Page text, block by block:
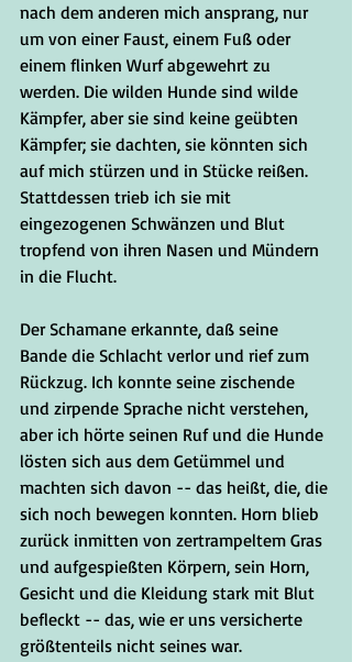
nach dem anderen mich ansprang, nur
um von einer Faust, einem Fuß oder
einem flinken Wurf abgewehrt zu
werden. Die wilden Hunde sind wilde
Kämpfer, aber sie sind keine geübten
Kämpfer; sie dachten, sie könnten sich
auf mich stürzen und in Stücke reißen.
Stattdessen trieb ich sie mit
eingezogenen Schwänzen und Blut
tropfend von ihren Nasen und Mündern
in die Flucht.
Der Schamane erkannte, daß seine
Bande die Schlacht verlor und rief zum
Rückzug. Ich konnte seine zischende
und zirpende Sprache nicht verstehen,
aber ich hörte seinen Ruf und die Hunde
lösten sich aus dem Getümmel und
machten sich davon -- das heißt, die, die
sich noch bewegen konnten. Horn blieb
zurück inmitten von zertrampeltem Gras
und aufgespießten Körpern, sein Horn,
Gesicht und die Kleidung stark mit Blut
befleckt -- das, wie er uns versicherte
größtenteils nicht seines war.